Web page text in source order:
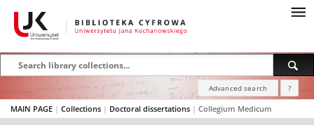
Advanced search ?
MAIN PAGE | Collections | Doctoral dissertations | Collegium Medicum